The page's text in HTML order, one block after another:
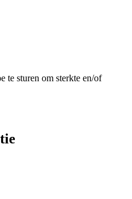
te sturen om sterkte en/of